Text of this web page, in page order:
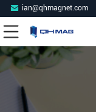
ian@qhmagnet.com